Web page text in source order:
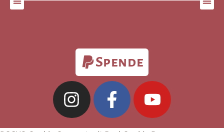
Spende